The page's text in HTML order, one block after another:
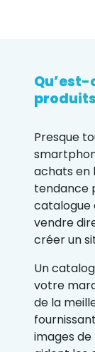
Presque
achats en
tendance
catalogue
vendre
créer un
Un
votre
de la
images